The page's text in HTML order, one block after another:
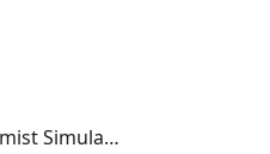
Potion Craft: Alchemist Simulator